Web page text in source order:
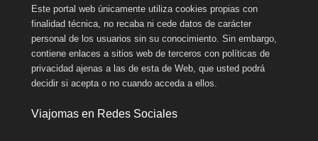
Este portal web únicamente utiliza cookies propias con
finalidad técnica, no recaba ni cede datos de carácter
personal de los usuarios sin su conocimiento. Sin embargo,
contiene enlaces a sitios web de terceros con políticas de
privacidad ajenas a las de esta de Web, que usted podrá
decidir si acepta o no cuando acceda a ellos.
Viajomas en Redes Sociales